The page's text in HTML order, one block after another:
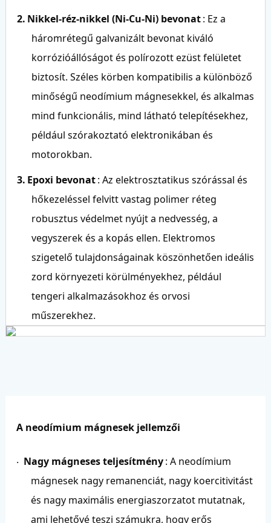
2. Nikkel-réz-nikkel (Ni-Cu-Ni) bevonat: Ez a
háromrétegű galvanizált bevonat kiváló
korrózióállóságot és polírozott ezüst felületet
biztosít. Széles körben kompatibilis a különböző
minőségű neodímium mágnesekkel, és alkalmas
mind funkcionális, mind látható telepítésekhez,
például szórakoztató elektronikában és
motorokban.
3. Epoxi bevonat: Az elektrosztatikus szórással és
hőkezeléssel felvitt vastag polimer réteg
robusztus védelmet nyújt a nedvesség, a
vegyszerek és a kopás ellen. Elektromos
szigetelő tulajdonságainak köszönhetően ideális
zord környezeti körülményekhez, például
tengeri alkalmazásokhoz és orvosi
műszerekhez.
A neodímium mágnesek jellemzői
· Nagy mágneses teljesítmény: A neodímium
mágnesek nagy remanenciát, nagy koercitivitást
és nagy maximális energiaszorzatot mutatnak,
ami lehetővé teszi számukra, hogy erős